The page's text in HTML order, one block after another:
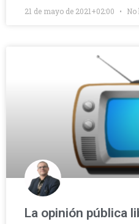
21 de mayo de 2021+02:00 No
La opinión pública